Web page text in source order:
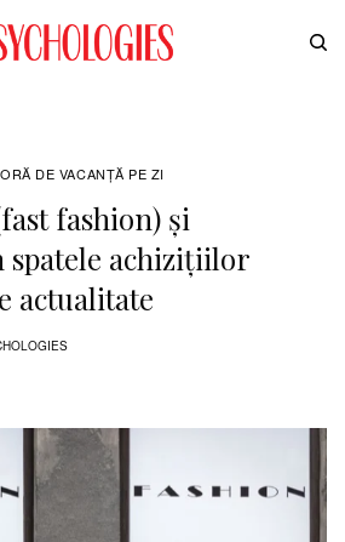
DE VACANȚĂ PE ZI
fashion) și
spatele achizițiilor
actualitate